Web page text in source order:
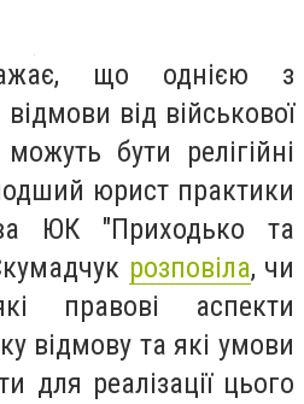
що однією з
від військової
бути релігійні
юрист практики
ЮК "Приходько та
розповіла, чи
правові аспекти
відмову та які умови
для реалізації цього